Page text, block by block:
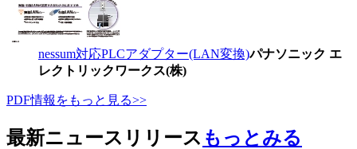
nessum対応PLCアダプター(LAN変換)パナソニック エ
レクトリックワークス(株)
PDF情報をもっと見る>>
最新ニュースリリース もっとみる